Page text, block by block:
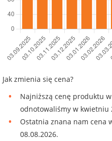
Jak zmienia się cena?
Najniższą cenę produktu w
odnotowaliśmy w kwietniu
Ostatnia znana nam cena
08.08.2026.